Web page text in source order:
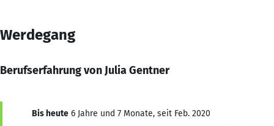
Werdegang
Berufserfahrung von Julia Gentner
Bis heute 6 Jahre und 7 Monate, seit Feb. 2020